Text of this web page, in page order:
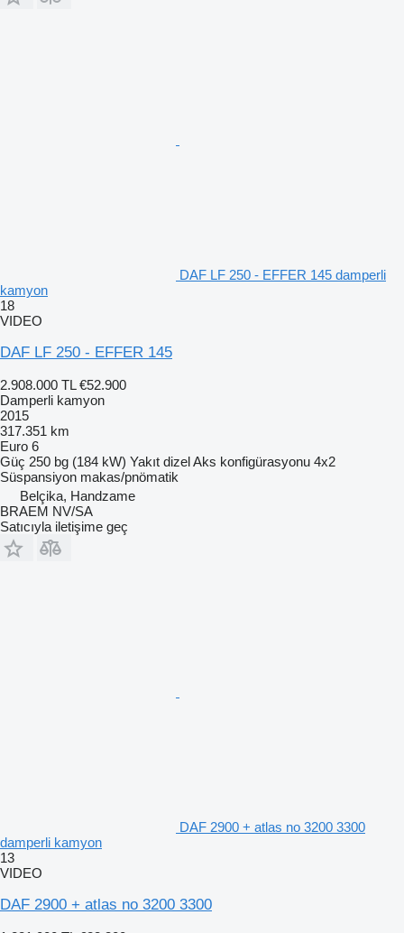
DAF LF 250 - EFFER 145 damperli
kamyon
18
VIDEO
DAF LF 250 - EFFER 145
2.908.000 TL €52.900
Damperli kamyon
2015
317.351 km
Euro 6
Güç 250 bg (184 kW) Yakıt dizelAks konfigürasyonu 4x2
Süspansiyon makas/pnömatik
Belçika, Handzame
BRAEM NV/SA
Satıcıyla iletişime geç
DAF 2900 + atlas no 3200 3300
damperli kamyon
13
VIDEO
DAF 2900 + atlas no 3200 3300